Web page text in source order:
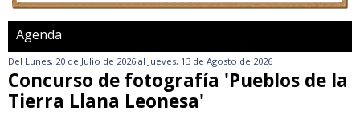
Agenda
Del Lunes, 20 de Julio de 2026 al Jueves, 13 de Agosto de 2026
Concurso de fotografía 'Pueblos de la
Tierra Llana Leonesa'